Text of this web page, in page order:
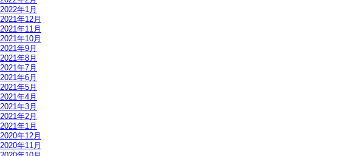
2022年1月
2021年12月
2021年11月
2021年10月
2021年9月
2021年8月
2021年7月
2021年6月
2021年5月
2021年4月
2021年3月
2021年2月
2021年1月
2020年12月
2020年11月